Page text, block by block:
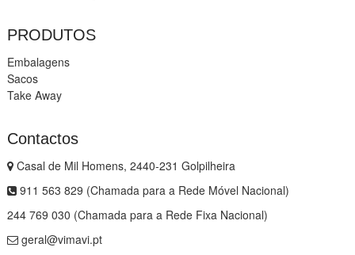
PRODUTOS
Embalagens
Sacos
Take Away
Contactos
Casal de Mil Homens, 2440-231 Golpilheira
911 563 829 (Chamada para a Rede Móvel Nacional)
244 769 030 (Chamada para a Rede Fixa Nacional)
geral@vimavi.pt